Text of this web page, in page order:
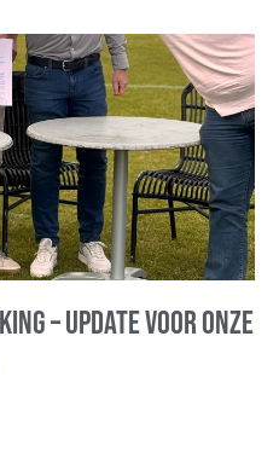
– update voor onze